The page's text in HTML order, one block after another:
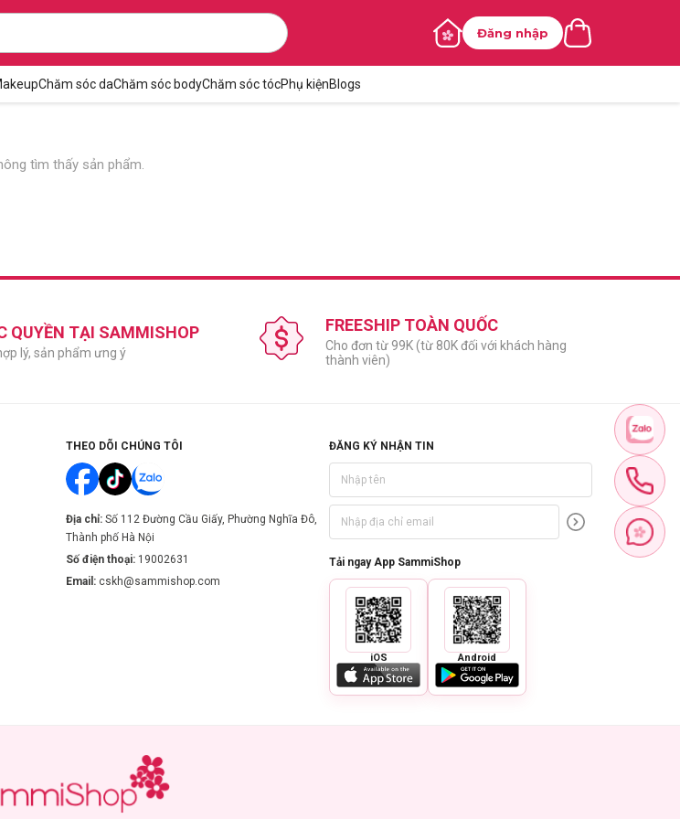
Đăng nhập
Chăm sóc daChăm sóc bodyChăm sóc tócPhụ kiệnBlogs
tìm thấy sản phẩm.
QUYỀN TẠI SAMMISHOP
lý, sản phẩm ưng ý
FREESHIP TOÀN QUỐC
Cho đơn từ 99K (từ 80K đối với khách hàng
thành viên)
THEO DÕI CHÚNG TÔI
Địa chỉ: Số 112 Đường Cầu Giấy, Phường Nghĩa Đô,
Thành phố Hà Nội
Số điện thoại: 19002631
Email: cskh@sammishop.com
ĐĂNG KÝ NHẬN TIN
Tải ngay App SammiShop
iOS Android